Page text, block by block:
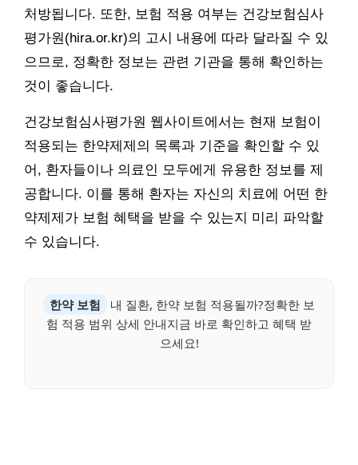
처방됩니다. 또한, 보험 적용 여부는 건강보험심사
평가원(hira.or.kr)의 고시 내용에 따라 달라질 수 있
으므로, 정확한 정보는 관련 기관을 통해 확인하는
것이 좋습니다.
건강보험심사평가원 웹사이트에서는 현재 보험이
적용되는 한약제제의 목록과 기준을 확인할 수 있
어, 환자들이나 의료인 모두에게 유용한 정보를 제
공합니다. 이를 통해 환자는 자신의 치료에 어떤 한
약제제가 보험 혜택을 받을 수 있는지 미리 파악할
수 있습니다.
한약 보험
내 질환, 한약 보험 적용될까?정확한 보
험 적용 범위 상세 안내지금 바로 확인하고 혜택 받
으세요!